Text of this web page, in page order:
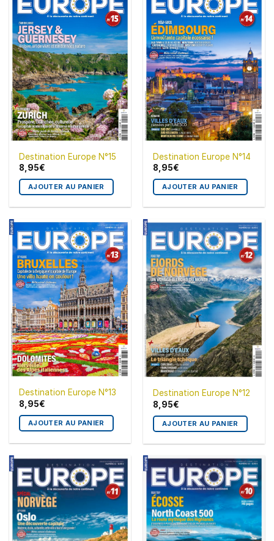
Destination Europe N°15
8,95€
AJOUTER AU PANIER
Destination Europe N°14
8,95€
AJOUTER AU PANIER
Destination Europe N°13
8,95€
AJOUTER AU PANIER
Destination Europe N°12
8,95€
AJOUTER AU PANIER